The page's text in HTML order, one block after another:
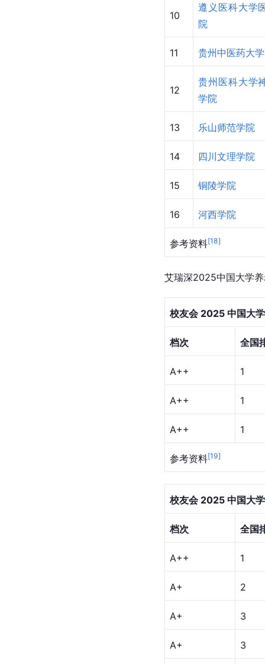
10
遵义医科大学
院
11 贵州中医药大学
12
贵州医科大学
学院
13 乐山师范学院
14 四川文理学院
15 铜陵学院
16 河西学院
参考资料[18]
艾瑞深2025中国大学
校友会 2025 中国大
档次 全国
A++ 1
A++ 1
A++ 1
参考资料[19]
校友会 2025 中国大
档次 全国
A++ 1
A+ 2
A+ 3
A+ 3